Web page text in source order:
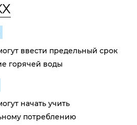
ввести предельный срок
горячей воды
начать учить
потреблению